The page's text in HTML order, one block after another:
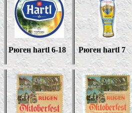
Рюгенhartl6-18 Рюгенhartl 7